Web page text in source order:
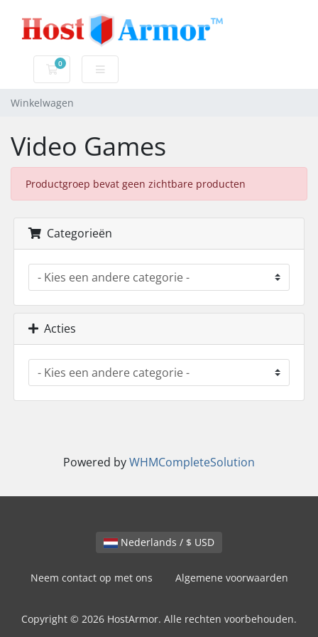
0
Winkelwagen
Winkelwagen
Video Games
Productgroep bevat geen zichtbare producten
Categorieën
Acties
Powered byWHMCompleteSolution
Nederlands / $ USD
Neem contact op met ons Algemene voorwaarden
Copyright © 2026 HostArmor. Alle rechten voorbehouden.